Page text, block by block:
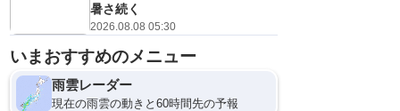
暑さ続く
2026.08.08 05:30
いまおすすめのメニュー
雨雲レーダー
現在の雨雲の動きと60時間先の予報